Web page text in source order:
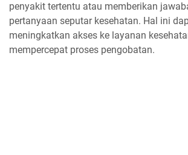
penyakit tertentu atau memberikan
pertanyaan seputar kesehatan. Hal ini
meningkatkan akses ke layanan
mempercepat proses pengobatan.